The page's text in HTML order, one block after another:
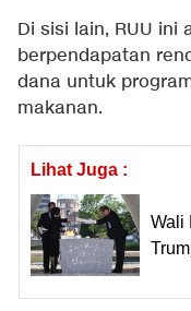
Di sisi lain, RUU ini
berpendapatan
dana untuk
makanan.
Lihat Juga :
Wali